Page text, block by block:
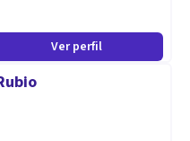
Ver perfil